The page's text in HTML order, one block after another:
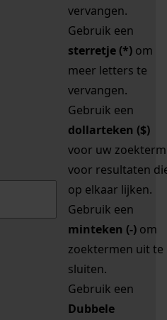
vervangen.
Gebruik een
sterretje (*) om
meer letters te
vervangen.
Gebruik een
dollarteken ($)
voor uw zoekterm
voor resultaten
op elkaar lijken.
Gebruik een
minteken (-) om
zoektermen uit te
sluiten.
Gebruik een
Dubbele